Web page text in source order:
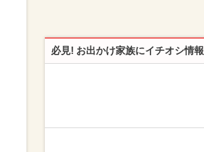
必見! お出かけ家族にイチオシ情報